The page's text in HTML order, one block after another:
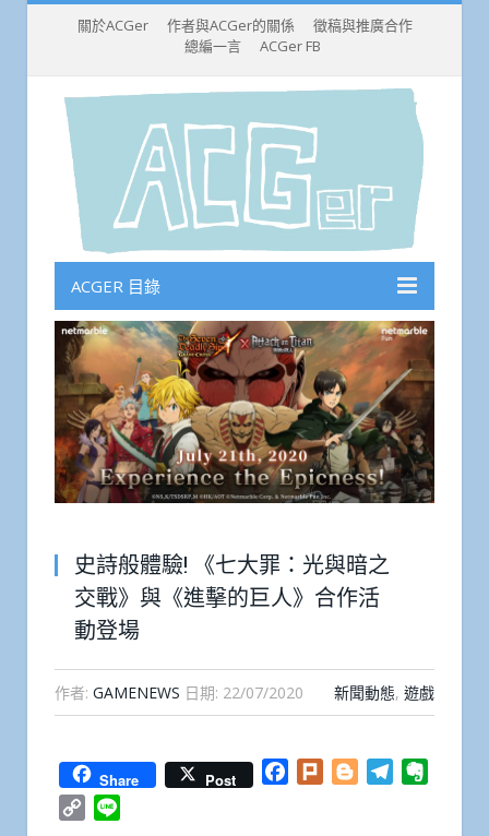
關於ACGer 作者與ACGer的關係
徵稿與推廣合作
總編一言
ACGer FB
ACGER 目錄
史詩般體驗! 《七大罪：光與暗之
交戰》與《進擊的巨人》合作活
動登場
作者: GAMENEWS 日期: 22/07/2020 新聞動態, 遊戲
Share Post Facebook
Plurk BloggerTelegram
Copy